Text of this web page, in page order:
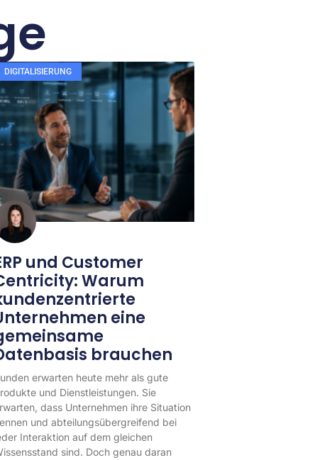
DIGITALISIERUNG
und Customer
Warum
eine
brauchen
erwarten heute mehr als gute
und Dienstleistungen. Sie
dass Unternehmen ihre Situation
und abteilungsübergreifend bei
Interaktion auf dem gleichen
sind. Doch genau daran